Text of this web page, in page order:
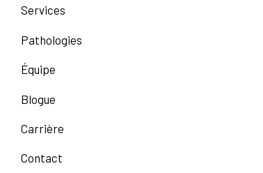
Services
Pathologies
Équipe
Blogue
Carrière
Contact